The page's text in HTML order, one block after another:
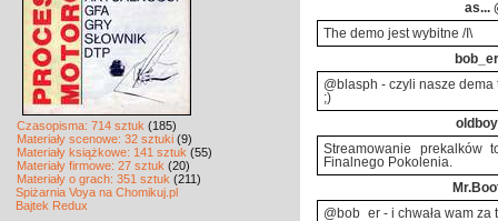
Czasopisma: 714 sztuk (185)
Materiały scenowe: 32 sztuki (9)
Materiały książkowe: 141 sztuk (55)
Materiały firmowe: 27 sztuk (20)
Materiały o grach: 351 sztuk (211)
Spiżarnia Voya na Chomikuj.pl
Bajtek Redux
as...
The demo jest wybitne /I\
bob_er
@blasph - czyli nasze
;)
oldboy
Streamowanie prekalków
Finalnego Pokolenia.
@bob_er - i chwała wam za